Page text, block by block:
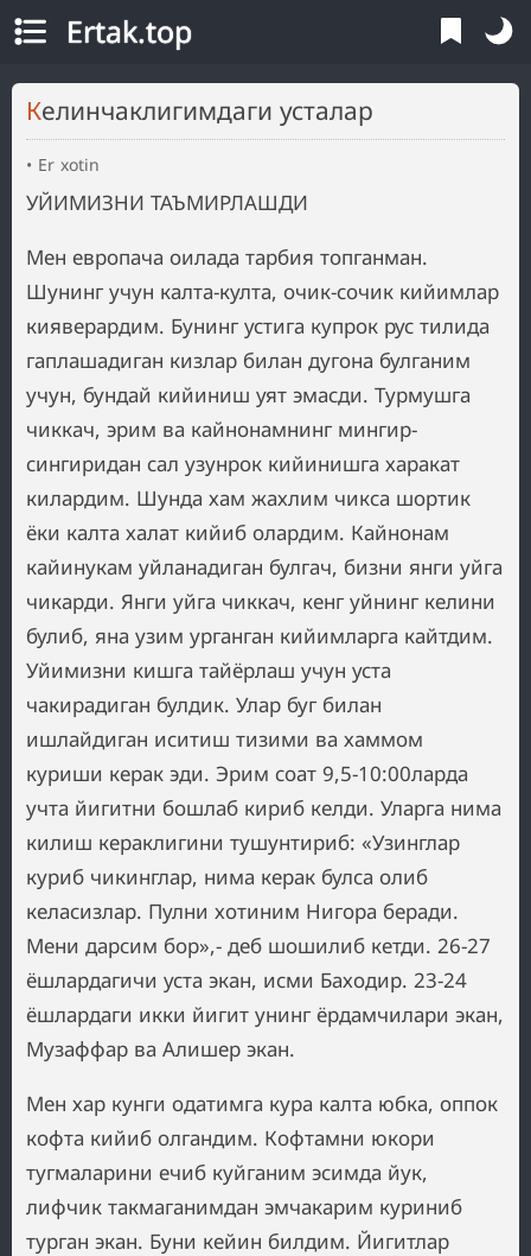
Ertak.top
Келинчаклигимдаги усталар
Er xotin
УЙИМИЗНИ ТАЪМИРЛАШДИ
Мен европача оилада тарбия топганман.
Шунинг учун калта-култа, очик-сочик кийимлар
кияверардим. Бунинг устига купрок рус тилида
гаплашадиган кизлар билан дугона булганим
учун, бундай кийиниш уят эмасди. Турмушга
чиккач, эрим ва кайнонамнинг мингир-
сингиридан сал узунрок кийинишга харакат
килардим. Шунда хам жахлим чикса шортик
ёки калта халат кийиб олардим. Кайнонам
кайинукам уйланадиган булгач, бизни янги уйга
чикарди. Янги уйга чиккач, кенг уйнинг келини
булиб, яна узим урганган кийимларга кайтдим.
Уйимизни кишга тайёрлаш учун уста
чакирадиган булдик. Улар буг билан
ишлайдиган иситиш тизими ва хаммом
куриши керак эди. Эрим соат 9,5-10:00ларда
учта йигитни бошлаб кириб келди. Уларга нима
килиш кераклигини тушунтириб: «Узинглар
куриб чикинглар, нима керак булса олиб
келасизлар. Пулни хотиним Нигора беради.
Мени дарсим бор»,- деб шошилиб кетди. 26-27
ёшлардагичи уста экан, исми Баходир. 23-24
ёшлардаги икки йигит унинг ёрдамчилари экан,
Музаффар ва Алишер экан.
Мен хар кунги одатимга кура калта юбка, оппок
кофта кийиб олгандим. Кофтамни юкори
тугмаларини ечиб куйганим эсимда йук,
лифчик такмаганимдан эмчакарим куриниб
турган экан. Буни кейин билдим. Йигитлар